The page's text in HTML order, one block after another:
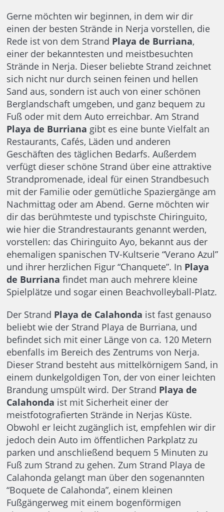
Gerne möchten wir beginnen, in dem wir dir
einen der besten Strände in Nerja vorstellen, die
Rede ist von dem Strand Playa de Burriana,
einer der bekanntesten und meistbesuchten
Strände in Nerja. Dieser beliebte Strand zeichnet
sich nicht nur durch seinen feinen und hellen
Sand aus, sondern ist auch von einer schönen
Berglandschaft umgeben, und ganz bequem zu
Fuß oder mit dem Auto erreichbar. Am Strand
Playa de Burriana gibt es eine bunte Vielfalt an
Restaurants, Cafés, Läden und anderen
Geschäften des täglichen Bedarfs. Außerdem
verfügt dieser schöne Strand über eine attraktive
Strandpromenade, ideal für einen Strandbesuch
mit der Familie oder gemütliche Spaziergänge am
Nachmittag oder am Abend. Gerne möchten wir
dir das berühmteste und typischste Chiringuito,
wie hier die Strandrestaurants genannt werden,
vorstellen: das Chiringuito Ayo, bekannt aus der
ehemaligen spanischen TV-Kultserie “Verano Azul”
und ihrer herzlichen Figur “Chanquete”. In Playa
de Burriana findet man auch mehrere kleine
Spielplätze und sogar einen Beachvolleyball-Platz.
Der Strand Playa de Calahonda ist fast genauso
beliebt wie der Strand Playa de Burriana, und
befindet sich mit einer Länge von ca. 120 Metern
ebenfalls im Bereich des Zentrums von Nerja.
Dieser Strand besteht aus mittelkörnigem Sand, in
einem dunkelgoldigen Ton, der von einer leichten
Brandung umspült wird. Der Strand Playa de
Calahonda ist mit Sicherheit einer der
meistfotografierten Strände in Nerjas Küste.
Obwohl er leicht zugänglich ist, empfehlen wir dir
jedoch dein Auto im öffentlichen Parkplatz zu
parken und anschließend bequem 5 Minuten zu
Fuß zum Strand zu gehen. Zum Strand Playa de
Calahonda gelangt man über den sogenannten
“Boquete de Calahonda”, einem kleinen
Fußgängerweg mit einem bogenförmigen